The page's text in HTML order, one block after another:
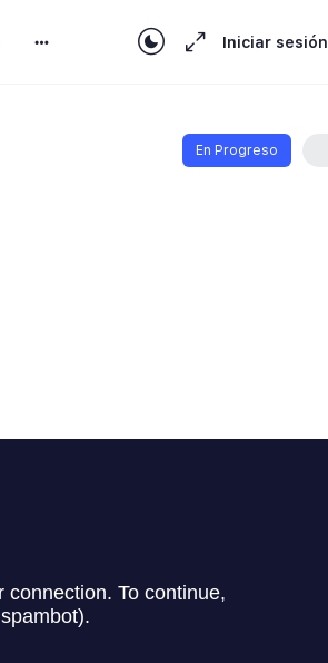
Iniciar sesión
En Progreso